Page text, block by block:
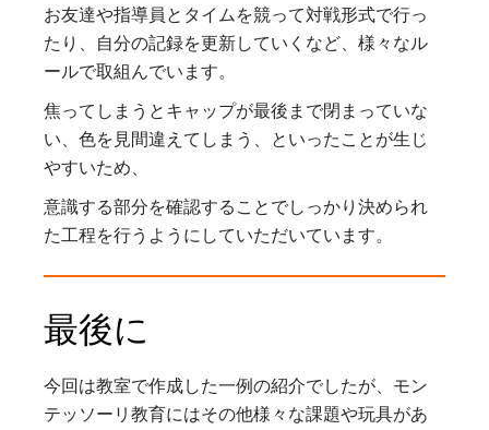
お友達や指導員とタイムを競って対戦形式で行っ
たり、自分の記録を更新していくなど、様々なル
ールで取組んでいます。
焦ってしまうとキャップが最後まで閉まっていな
い、色を見間違えてしまう、といったことが生じ
やすいため、
意識する部分を確認することでしっかり決められ
た工程を行うようにしていただいています。
最後に
今回は教室で作成した一例の紹介でしたが、モン
テッソーリ教育にはその他様々な課題や玩具があ